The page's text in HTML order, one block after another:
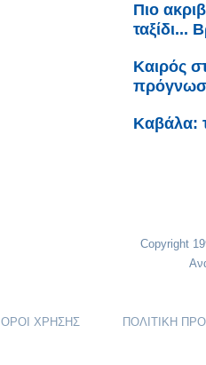
Πιο
ταξίδι...
Καιρός
Καβάλα:
Copyright
ΟΡΟΙ ΧΡΗΣΗΣ ΠΟΛΙΤΙΚΗ